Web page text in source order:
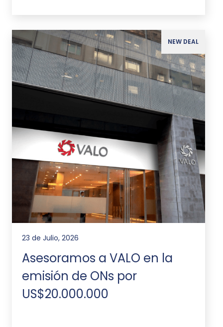
NEW DEAL
23 de Julio, 2026
Asesoramos a VALO en la
emisión de ONs por
US$20.000.000